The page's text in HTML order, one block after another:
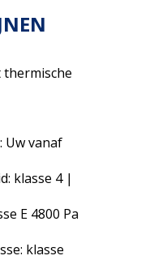
thermische
Uw vanaf
klasse 4 |
E 4800 Pa
klasse